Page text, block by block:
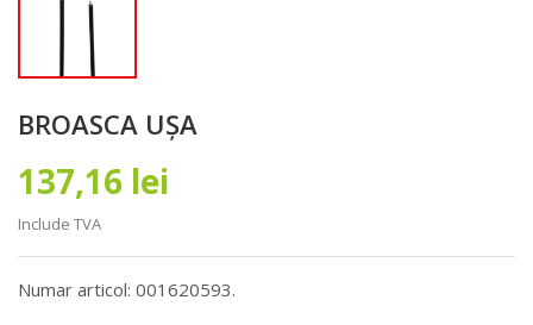
BROASCA UȘA
137,16 lei
Include TVA
Numar articol: 001620593.